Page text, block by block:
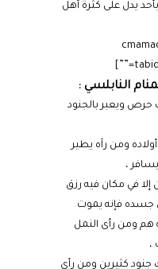
يدل على كثرة أهل
النابلسي :
ويعبر بالجنود
ومن رآه يطير
،
في مكان فيه رزق
جسده فإنه يموت
هم ومن رأى النمل
،
جنود كثيرين ومن رأى